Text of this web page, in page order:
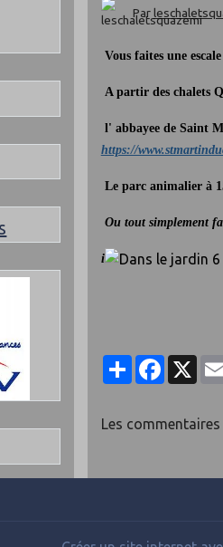
Par
Vous faites une
A partir des chalets
l' abbayee de Saint
https://
Le parc animalier à
Ou tout simplement
i
Partager X
Les